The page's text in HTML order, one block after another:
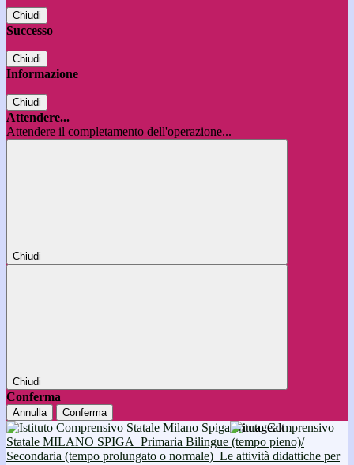
Chiudi
Successo
Chiudi
Informazione
Chiudi
Attendere...
Attendere il completamento dell'operazione...
Chiudi
Chiudi
Conferma
Annulla Conferma
Istituto Comprensivo
Statale MILANO SPIGA Primaria Bilingue (tempo pieno)/
Secondaria (tempo prolungato o normale) Le attività didattiche per